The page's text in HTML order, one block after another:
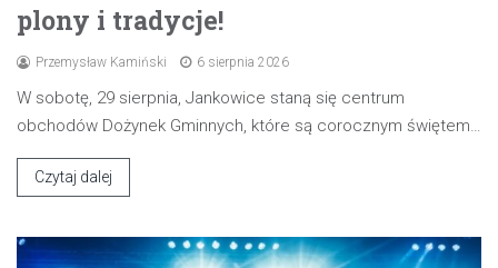
plony i tradycje!
Przemysław Kamiński 6 sierpnia 2026
W sobotę, 29 sierpnia, Jankowice staną się centrum
obchodów Dożynek Gminnych, które są corocznym świętem…
Czytaj dalej